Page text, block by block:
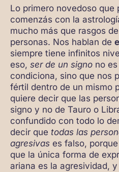
Lo primero novedoso que
comenzás con la
mucho más que rasgos
personas. Nos hablan de
siempre tiene infinitos
eso, ser de un signo no
condiciona, sino que nos
fértil dentro de un mismo
quiere decir que las
signo y no de Tauro o
confundido con todo lo
decir que todas las
agresivas es falso,
que la única forma de
ariana es la agresividad,